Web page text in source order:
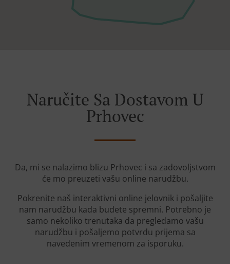
Naručite Sa Dostavom U
Prhovec
Da, mi se nalazimo blizu Prhovec i sa zadovoljstvom
će mo preuzeti vašu online narudžbu.
Pokrenite naš interaktivni online jelovnik i pošaljite
nam narudžbu kada budete spremni. Potrebno je
samo nekoliko trenutaka da pregledamo vašu
narudžbu i pošaljemo potvrdu prijema sa
navedenim vremenom za isporuku.